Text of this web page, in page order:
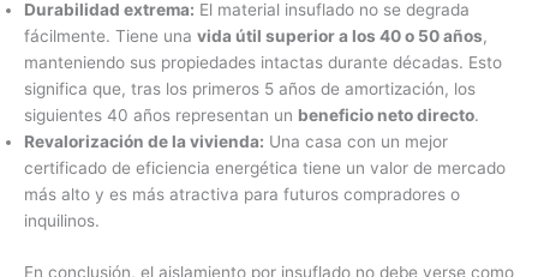
Durabilidad extrema: El material insuflado no se degrada
fácilmente. Tiene una vida útil superior a los 40 o 50 años,
manteniendo sus propiedades intactas durante décadas. Esto
significa que, tras los primeros 5 años de amortización, los
siguientes 40 años representan un beneficio neto directo.
Revalorización de la vivienda: Una casa con un mejor
certificado de eficiencia energética tiene un valor de mercado
más alto y es más atractiva para futuros compradores o
inquilinos.
En conclusión, el aislamiento por insuflado no debe verse como